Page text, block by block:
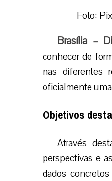
Foto:
Brasília –
conhecer de
nas diferentes
oficialmente
Objetivos
Através
perspectivas e
dados